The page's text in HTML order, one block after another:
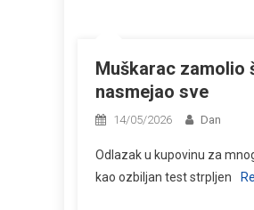
Muškarac zamolio
nasmejao sve
14/05/2026 Dan
Odlazak u kupovinu za
kao ozbiljan test strpljen